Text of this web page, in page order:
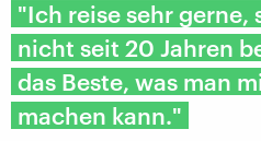
"Ich reise sehr gerne,
nicht seit 20 Jahren
das Beste, was man
machen kann."